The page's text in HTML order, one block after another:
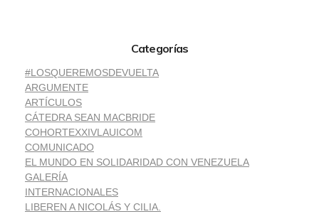
Categorías
#LOSQUEREMOSDEVUELTA
ARGUMENTE
ARTÍCULOS
CÁTEDRA SEAN MACBRIDE
COHORTEXXIVLAUICOM
COMUNICADO
EL MUNDO EN SOLIDARIDAD CON VENEZUELA
GALERÍA
INTERNACIONALES
LIBEREN A NICOLÁS Y CILIA.